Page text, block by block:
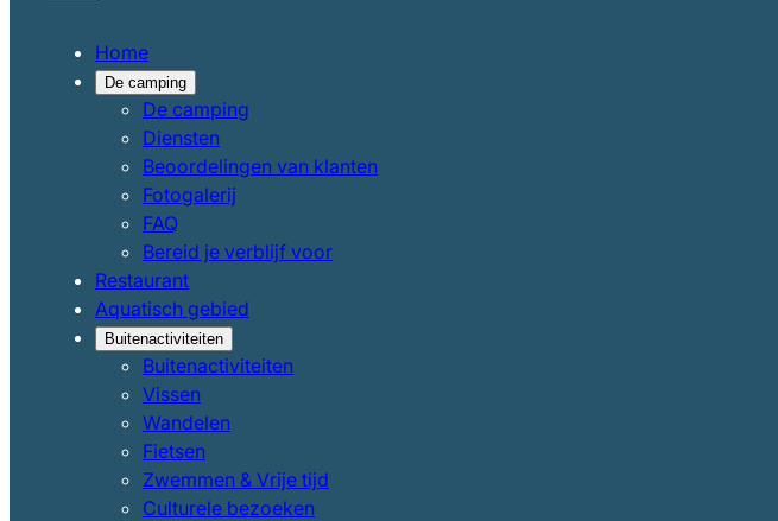
Home
De camping
De camping
Diensten
Beoordelingen van klanten
Fotogalerij
FAQ
Bereid je verblijf voor
Restaurant
Aquatisch gebied
Buitenactiviteiten
Buitenactiviteiten
Vissen
Wandelen
Fietsen
Zwemmen & Vrije tijd
Culturele bezoeken